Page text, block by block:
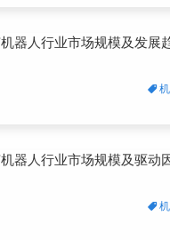
器人行业市场规模及发展
器人行业市场规模及驱动